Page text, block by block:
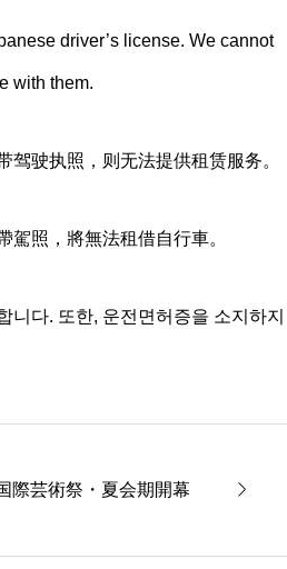
driver’s license. We cannot
with them.
驶执照，则无法提供租赁服务。
照，將無法租借自行車。
다. 또한, 운전면허증을 소지하지
際芸術祭・夏会期開幕 